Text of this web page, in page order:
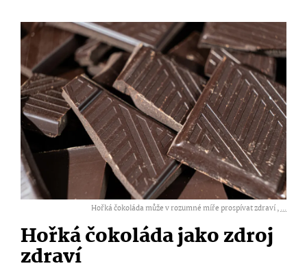
Hořká čokoláda může v rozumné míře prospívat zdraví ,...
Hořká čokoláda jako zdroj
zdraví